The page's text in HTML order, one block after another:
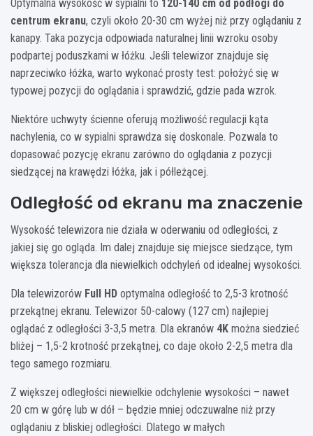
Optymalna wysokość w sypialni to 120-140 cm od podłogi do
centrum ekranu, czyli około 20-30 cm wyżej niż przy oglądaniu z
kanapy. Taka pozycja odpowiada naturalnej linii wzroku osoby
podpartej poduszkami w łóżku. Jeśli telewizor znajduje się
naprzeciwko łóżka, warto wykonać prosty test: położyć się w
typowej pozycji do oglądania i sprawdzić, gdzie pada wzrok.
Niektóre uchwyty ścienne oferują możliwość regulacji kąta
nachylenia, co w sypialni sprawdza się doskonale. Pozwala to
dopasować pozycję ekranu zarówno do oglądania z pozycji
siedzącej na krawędzi łóżka, jak i półleżącej.
Odległość od ekranu ma znaczenie
Wysokość telewizora nie działa w oderwaniu od odległości, z
jakiej się go ogląda. Im dalej znajduje się miejsce siedzące, tym
większa tolerancja dla niewielkich odchyleń od idealnej wysokości.
Dla telewizorów Full HD optymalna odległość to 2,5-3 krotność
przekątnej ekranu. Telewizor 50-calowy (127 cm) najlepiej
oglądać z odległości 3-3,5 metra. Dla ekranów 4K można siedzieć
bliżej – 1,5-2 krotność przekątnej, co daje około 2-2,5 metra dla
tego samego rozmiaru.
Z większej odległości niewielkie odchylenie wysokości – nawet
20 cm w górę lub w dół – będzie mniej odczuwalne niż przy
oglądaniu z bliskiej odległości. Dlatego w małych